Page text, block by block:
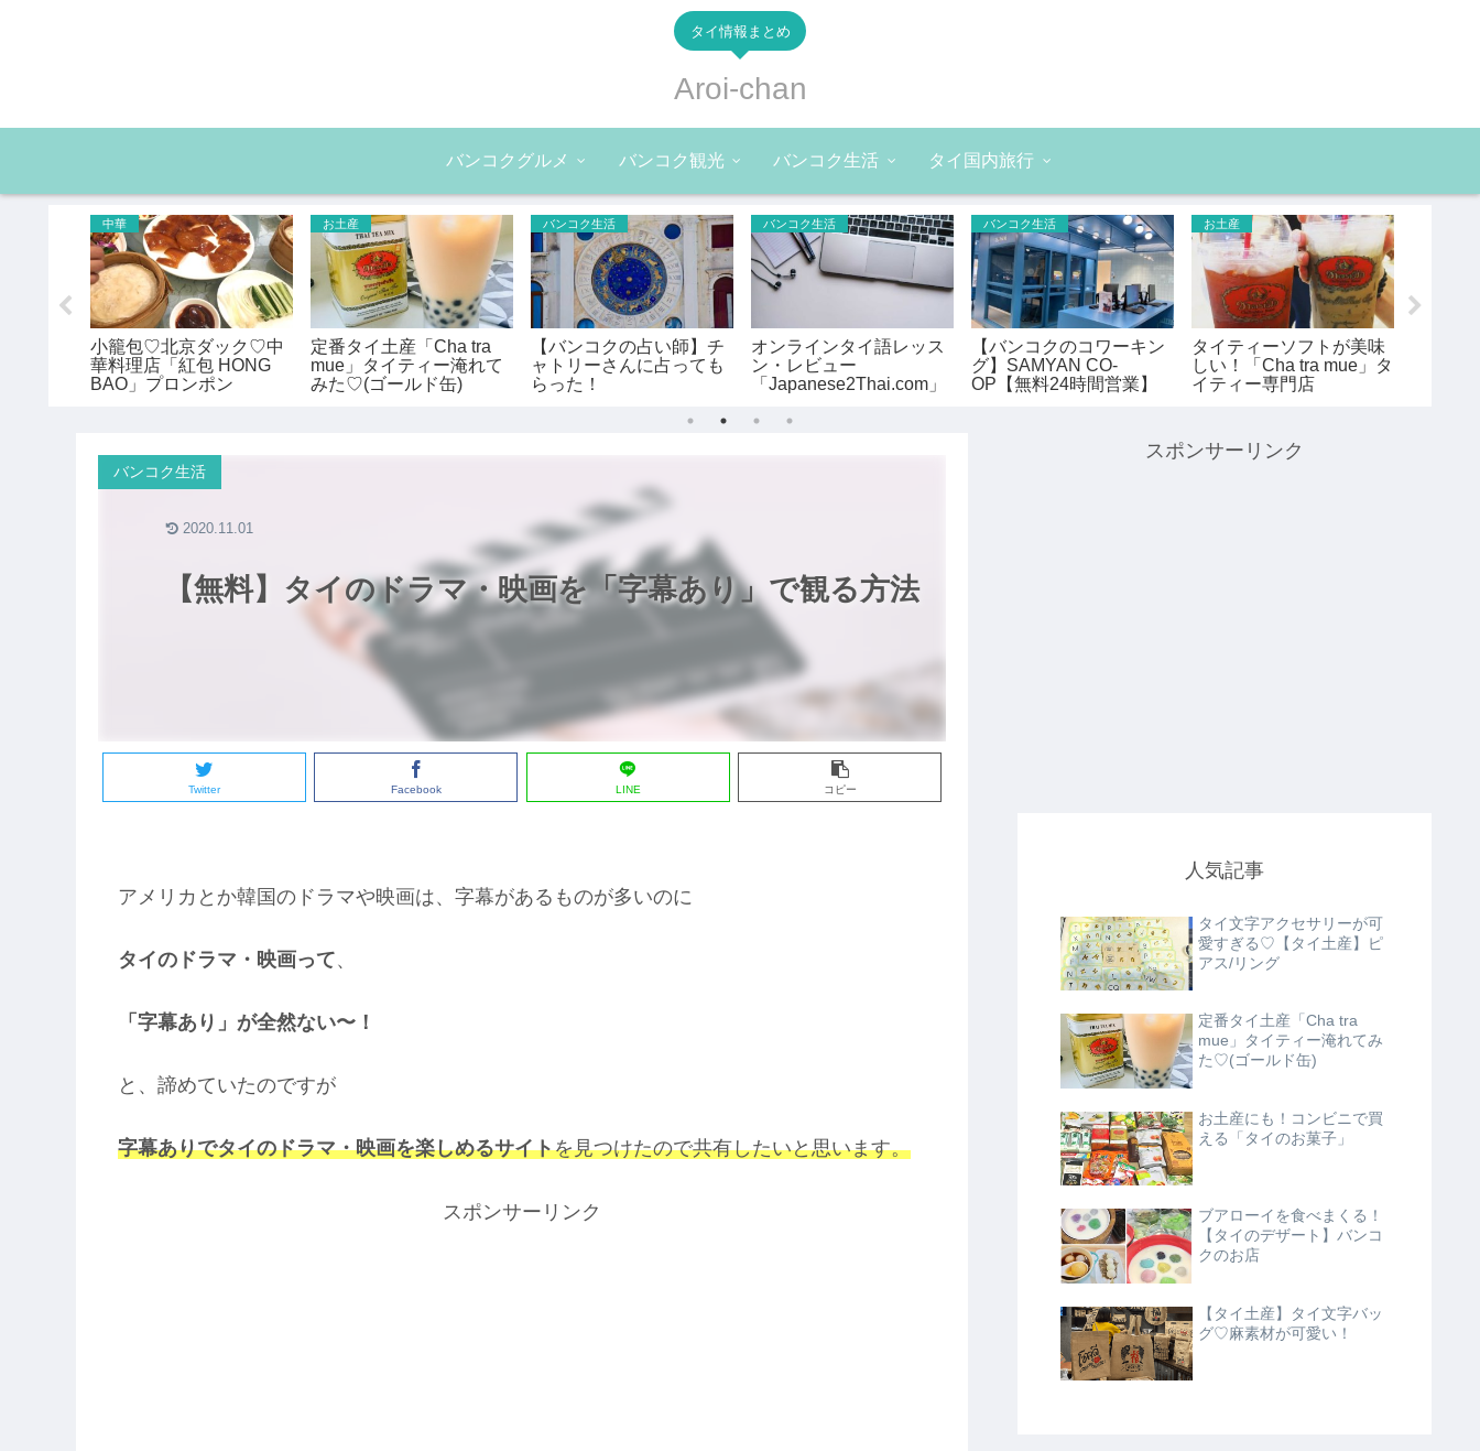
タイ情報まとめ
Aroi-chan
バンコクグルメ バンコク観光 バンコク生活 タイ国内旅行
中華
小籠包♡北京ダック♡中
華料理店「紅包 HONG
BAO」プロンポン
お土産
定番タイ土産「Cha tra
mue」タイティー淹れて
みた♡(ゴールド缶)
バンコク生活
【バンコクの占い師】チ
ャトリーさんに占っても
らった！
バンコク生活
オンラインタイ語レッス
ン・レビュー
「Japanese2Thai.com」
バンコク生活
【バンコクのコワーキン
グ】SAMYAN CO-
OP【無料24時間営業】
お土産
タイティーソフトが美味
しい！「Cha tra mue」タ
イティー専門店
【無料】タイのドラマ・映画を「字幕あり」で観る方法
バンコク生活
Twitter Facebook LINE コピー
2020.11.01
アメリカとか韓国のドラマや映画は、字幕があるものが多いのに
タイのドラマ・映画って、
「字幕あり」が全然ない〜！
と、諦めていたのですが
字幕ありでタイのドラマ・映画を楽しめるサイトを見つけたので共有したいと思います。
スポンサーリンク
スポンサーリンク
人気記事
タイ文字アクセサリーが可
愛すぎる♡【タイ土産】ピ
アス/リング
定番タイ土産「Cha tra
mue」タイティー淹れてみ
た♡(ゴールド缶)
お土産にも！コンビニで買
える「タイのお菓子」
ブアローイを食べまくる！
【タイのデザート】バンコ
クのお店
【タイ土産】タイ文字バッ
グ♡麻素材が可愛い！